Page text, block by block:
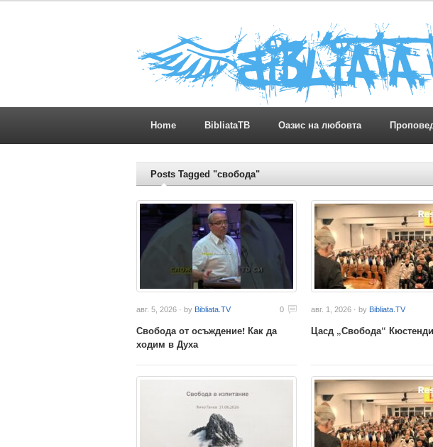
Home BibliataTB Оазис на любовта
Posts Tagged "свобода"
авг. 5, 2026 · by Bibliata.TV 0
Свобода от осъждение! Как да
ходим в Духа
авг. 1, 2026 · by Bibliata.TV
Цасд „Свобода“